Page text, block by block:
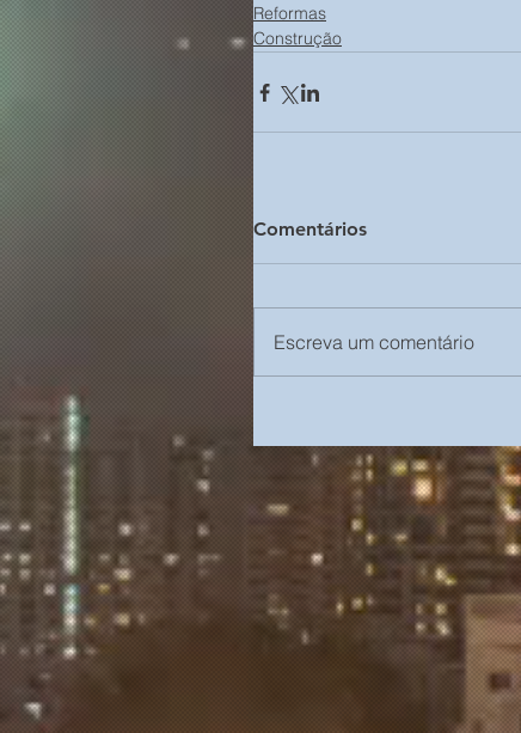
Reformas
Construção
Comentários
Escreva um comentário